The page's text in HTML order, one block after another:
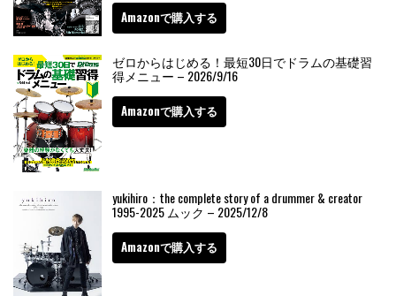
Amazonで購入する
ゼロからはじめる！最短30日でドラムの基礎習
得メニュー – 2026/9/16
Amazonで購入する
yukihiro：the complete story of a drummer & creator
1995-2025 ムック – 2025/12/8
Amazonで購入する